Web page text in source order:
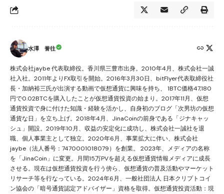
水澤 誉往
株式会社jaybe 代表取締役。香川県三豊市出身。2010年4月、株式会社一誠
社入社。2011年よりFX取引を開始。2016年3月30日、bitFlyer代表取締役社
長・加納裕三氏が出演する動画で仮想通貨に興味を持ち、 1BTC価格47,180
円で0.02BTCを購入したことが仮想通貨投資の始まり。2017年11月、仮想
通貨投資で身に付けた知識・経験を活かし、自身初のブログ「次男坊の仮想
通貨な日」を立ち上げ。2018年4月、JinaCoinの前身である「ジナキャッ
シュ」開設。2019年10月、収益の安定化に成功し、株式会社一誠社を退
職、個人事業主として独立。2020年6月、事業拡大に伴い、株式会社
jaybe（法人番号：7470001018079）を創業。 2023年、メディアの名称
を「JinaCoin」に変更。月間15万PVを超える仮想通貨情報メディアに成長
させる。現在は仮想通貨投資を行う傍ら、仮想通貨の普及活動やマーケット
リサーチ等を行なっている。2024年6月、一般社団法人 日本クリプトコイ
ン協会の「暗号通貨認定アドバイザー」資格を取得。仮想通貨投資活動：現